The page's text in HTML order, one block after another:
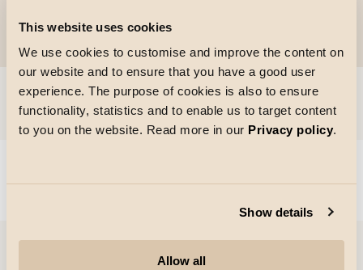
This website uses cookies
We use cookies to customise and improve the content on
our website and to ensure that you have a good user
experience. The purpose of cookies is also to ensure
functionality, statistics and to enable us to target content
to you on the website. Read more in our Privacy policy.
Show details
Allow all
Ga naar
Could not load articles. Please refresh the page.